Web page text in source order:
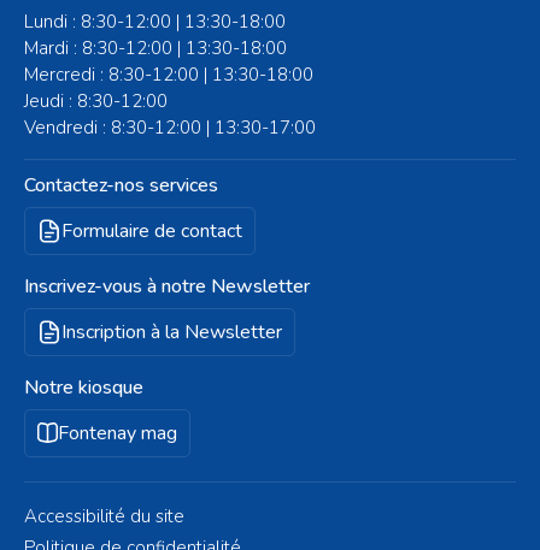
Lundi : 8:30-12:00 | 13:30-18:00
Mardi : 8:30-12:00 | 13:30-18:00
Mercredi : 8:30-12:00 | 13:30-18:00
Jeudi : 8:30-12:00
Vendredi : 8:30-12:00 | 13:30-17:00
Contactez-nos services
Formulaire de contact
Inscrivez-vous à notre Newsletter
Inscription à la Newsletter
Notre kiosque
Fontenay mag
Accessibilité du site